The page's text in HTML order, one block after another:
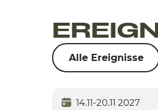
Alle Ereignisse
14.11-20.11 2027